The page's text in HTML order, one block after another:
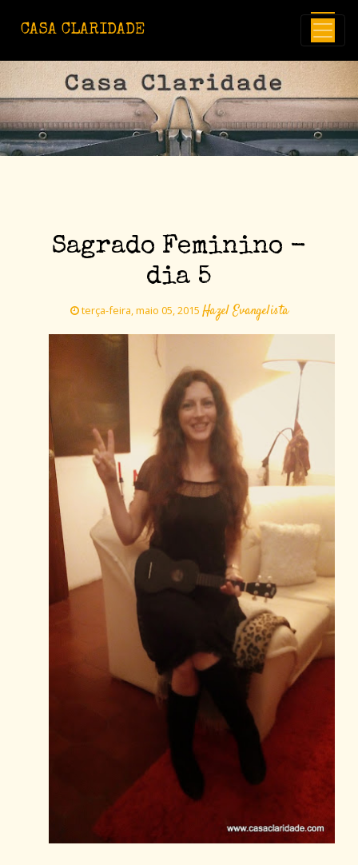
CASA CLARIDADE
Sagrado Feminino -
dia 5
terça-feira, maio 05, 2015 Hazel Evangelista